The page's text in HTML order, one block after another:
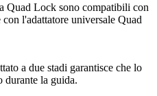
Quad Lock sono compatibili con
l'adattatore universale Quad
a due stadi garantisce che lo
durante la guida.